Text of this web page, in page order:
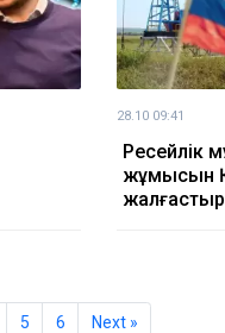
28.10 09:41
Ресейлік
жұмысын
5 6 Next »